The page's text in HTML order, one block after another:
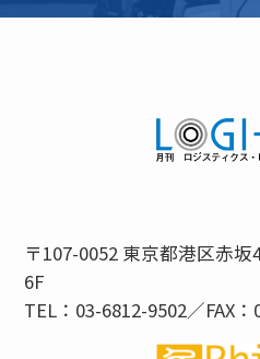
〒107-0052 東京都港区赤
6F
TEL：03-6812-9502／FAX